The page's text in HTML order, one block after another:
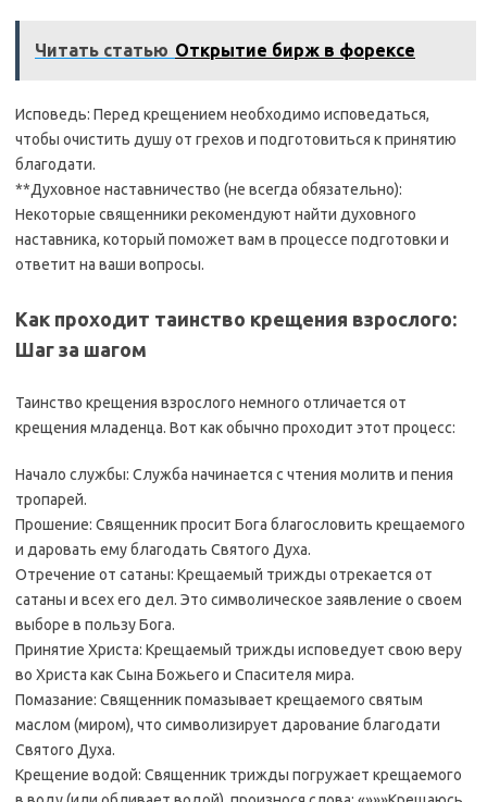
Читать статью Открытие бирж в форексе
Исповедь: Перед крещением необходимо исповедаться,
чтобы очистить душу от грехов и подготовиться к принятию
благодати.
**Духовное наставничество (не всегда обязательно):
Некоторые священники рекомендуют найти духовного
наставника, который поможет вам в процессе подготовки и
ответит на ваши вопросы.
Как проходит таинство крещения взрослого:
Шаг за шагом
Таинство крещения взрослого немного отличается от
крещения младенца. Вот как обычно проходит этот процесс:
Начало службы: Служба начинается с чтения молитв и пения
тропарей.
Прошение: Священник просит Бога благословить крещаемого
и даровать ему благодать Святого Духа.
Отречение от сатаны: Крещаемый трижды отрекается от
сатаны и всех его дел. Это символическое заявление о своем
выборе в пользу Бога.
Принятие Христа: Крещаемый трижды исповедует свою веру
во Христа как Сына Божьего и Спасителя мира.
Помазание: Священник помазывает крещаемого святым
маслом (миром), что символизирует дарование благодати
Святого Духа.
Крещение водой: Священник трижды погружает крещаемого